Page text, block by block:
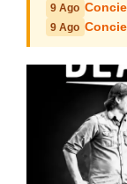
9 Ago
9 Ago